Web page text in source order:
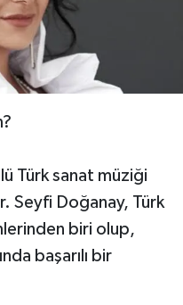
Türk sanat müziği
Seyfi Doğanay, Türk
biri olup,
başarılı bir